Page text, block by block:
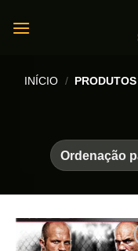
INÍCIO /